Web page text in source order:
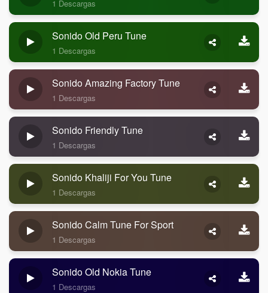
1 Descargas
Sonido Old Peru Tune
1 Descargas
Sonido Amazing Factory Tune
1 Descargas
Sonido Friendly Tune
1 Descargas
Sonido Khaliji For You Tune
1 Descargas
Sonido Calm Tune For Sport
1 Descargas
Sonido Old Nokia Tune
1 Descargas